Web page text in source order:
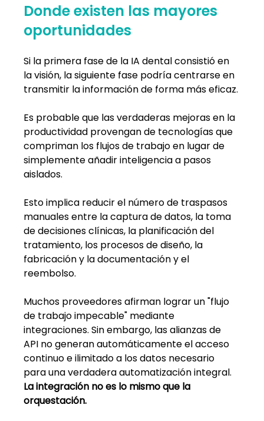
Donde existen las mayores
oportunidades
Si la primera fase de la IA dental consistió en
la visión, la siguiente fase podría centrarse en
transmitir la información de forma más eficaz.
Es probable que las verdaderas mejoras en la
productividad provengan de tecnologías que
compriman los flujos de trabajo en lugar de
simplemente añadir inteligencia a pasos
aislados.
Esto implica reducir el número de traspasos
manuales entre la captura de datos, la toma
de decisiones clínicas, la planificación del
tratamiento, los procesos de diseño, la
fabricación y la documentación y el
reembolso.
Muchos proveedores afirman lograr un "flujo
de trabajo impecable" mediante
integraciones. Sin embargo, las alianzas de
API no generan automáticamente el acceso
continuo e ilimitado a los datos necesario
para una verdadera automatización integral.
La integración no es lo mismo que la
orquestación.